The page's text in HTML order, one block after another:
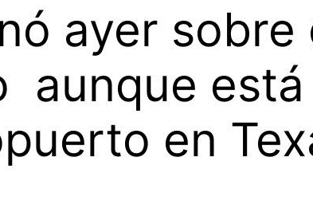
ayer sobre
aunque está
en